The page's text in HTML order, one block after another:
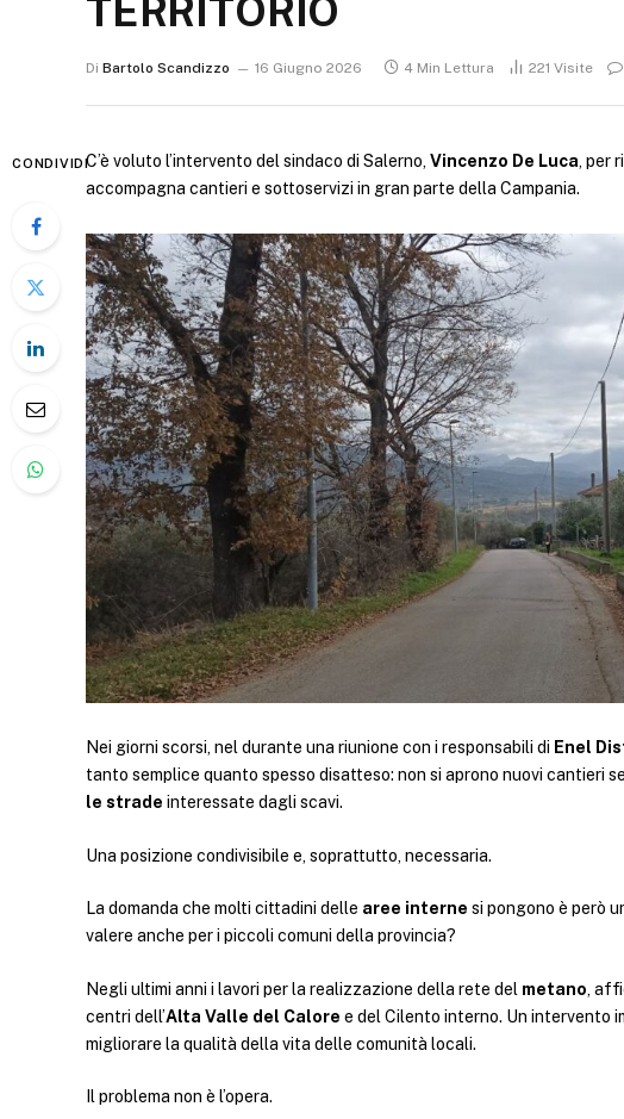
TERRITORIO
Di Bartolo Scandizzo 16 Giugno 2026 4 Min Lettura 221 Visite
CONDIVIDIC’è voluto l’intervento del sindaco di Salerno, Vincenzo De Luca, per
accompagna cantieri e sottoservizi in gran parte della Campania.
Nei giorni scorsi, nel durante una riunione con i responsabili di Enel
tanto semplice quanto spesso disatteso: non si aprono nuovi cantieri
le strade interessate dagli scavi.
Una posizione condivisibile e, soprattutto, necessaria.
La domanda che molti cittadini delle aree interne si pongono è però
valere anche per i piccoli comuni della provincia?
Negli ultimi anni i lavori per la realizzazione della rete del metano,
centri dell’Alta Valle del Calore e del Cilento interno. Un intervento
migliorare la qualità della vita delle comunità locali.
Il problema non è l’opera.